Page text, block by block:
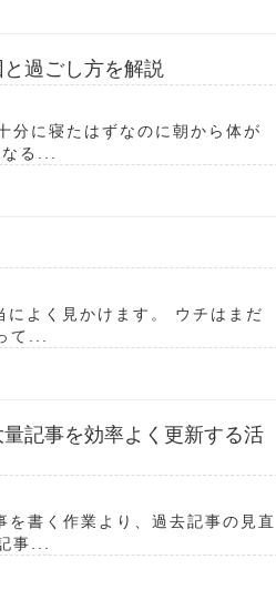
過ごし方を解説
分に寝たはずなのに朝から体が
る...
よく見かけます。 ウチはまだ
て...
記事を効率よく更新する活
書く作業より、過去記事の見直
事...